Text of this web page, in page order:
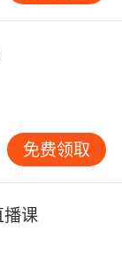
免费领取
播课